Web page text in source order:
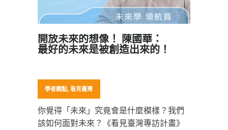
開放未來的想像！ 陳國華：
最好的未來是被創造出來的！
學者觀點, 看見臺灣
你覺得「未來」究竟會是什麼模樣？我們
該如何面對未來？《看見臺灣專訪計畫》